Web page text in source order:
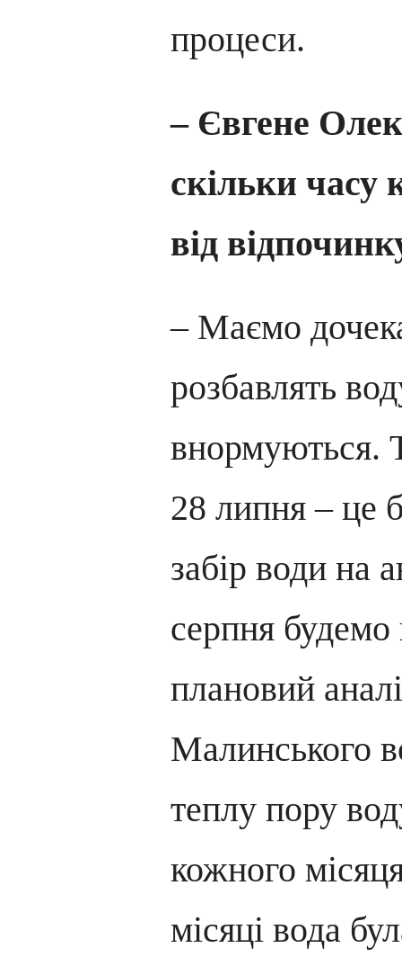
процеси.
– Євгене
скільки часу
від
– Маємо
розбавлять
внормуються.
28 липня – це
забір води на
серпня
плановий
Малинського
теплу пору
кожного
місяці вода